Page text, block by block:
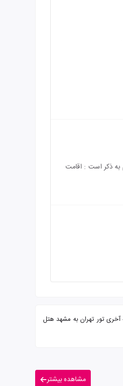
نیم بها محاسبه می‌گردد. لازم به ذکر است : اقامت
متنوع لحظه آخری تور تهران به مشهد هتل
مشاهده بیشتر